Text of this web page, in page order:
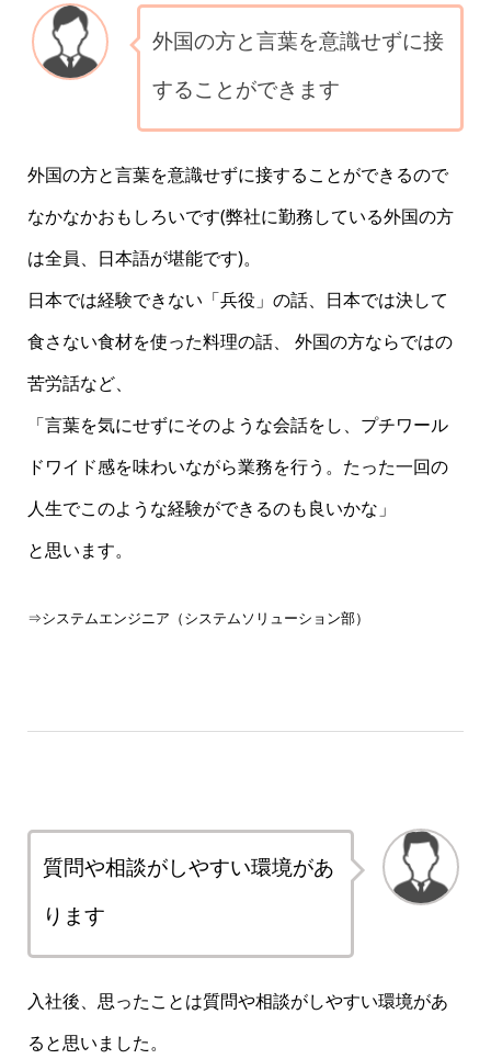
外国の方と言葉を意識せずに接
することができます
外国の方と言葉を意識せずに接することができるので
なかなかおもしろいです(弊社に勤務している外国の方
は全員、日本語が堪能です)。
日本では経験できない「兵役」の話、日本では決して
食さない食材を使った料理の話、 外国の方ならではの
苦労話など、
「言葉を気にせずにそのような会話をし、プチワール
ドワイド感を味わいながら業務を行う。たった一回の
人生でこのような経験ができるのも良いかな」
と思います。
⇒システムエンジニア（システムソリューション部）
質問や相談がしやすい環境があ
ります
入社後、思ったことは質問や相談がしやすい環境があ
ると思いました。